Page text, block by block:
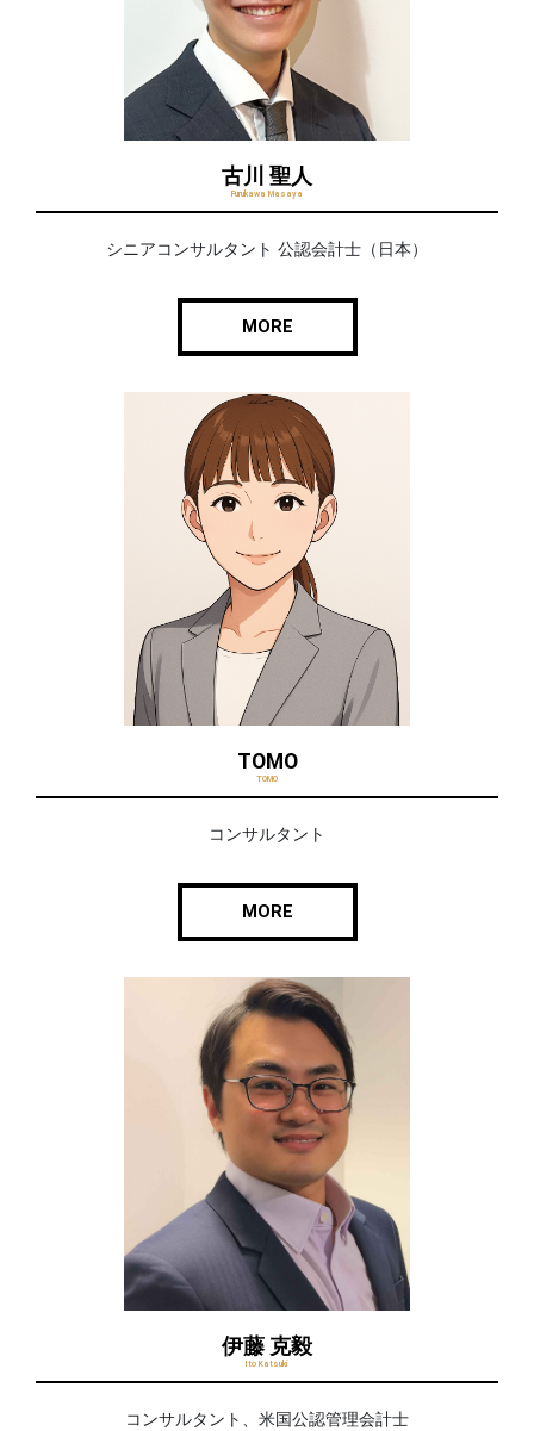
古川 聖人
Furukawa Masaya
シニアコンサルタント 公認会計士（日本）
MORE
TOMO
TOMO
コンサルタント
MORE
伊藤 克毅
Ito Katsuki
コンサルタント、米国公認管理会計士